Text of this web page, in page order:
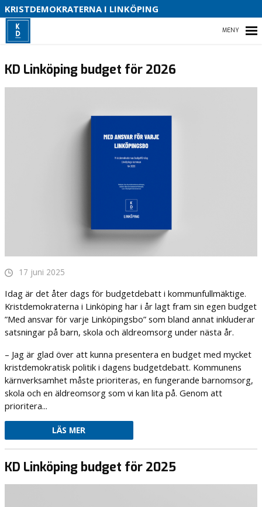
KRISTDEMOKRATERNA I LINKÖPING
KD Linköping budget för 2026
17 juni 2025
Idag är det åter dags för budgetdebatt i kommunfullmäktige.
Kristdemokraterna i Linköping har i år lagt fram sin egen budget
”Med ansvar för varje Linköpingsbo” som bland annat inkluderar
satsningar på barn, skola och äldreomsorg under nästa år.
– Jag är glad över att kunna presentera en budget med mycket
kristdemokratisk politik i dagens budgetdebatt. Kommunens
kärnverksamhet måste prioriteras, en fungerande barnomsorg,
skola och en äldreomsorg som vi kan lita på. Genom att
prioritera...
LÄS MER
KD Linköping budget för 2025